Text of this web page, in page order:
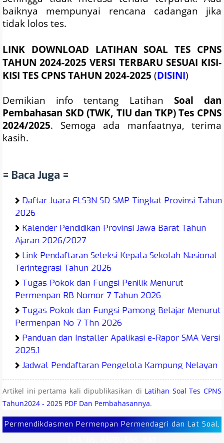
baiknya mempunyai rencana cadangan jika
tidak lolos tes.
LINK DOWNLOAD LATIHAN SOAL TES CPNS
TAHUN 2024-2025 VERSI TERBARU SESUAI KISI-
KISI TES CPNS TAHUN 2024-2025 (DISINI)
Demikian info tentang Latihan Soaldan
Pembahasan SKD (TWK, TIU dan TKP) Tes CPNS
2024/2025. Semoga ada manfaatnya, terima
kasih.
= Baca Juga =
Daftar Juara FLS3N SD SMP Tingkat Provinsi Tahun
2026
Kalender Pendidikan Provinsi Jawa Barat Tahun
Ajaran 2026/2027
Link Pendaftaran Seleksi Kepala Sekolah Nasional
Terintegrasi Tahun 2026
Tugas Pokok dan Fungsi Penilik Menurut
Permenpan RB Nomor 7 Tahun 2026
Tugas Pokok dan Fungsi Pamong Belajar Menurut
Permenpan No 7 Thn 2026
Panduan dan Installer Apalikasi e-Rapor SMA Versi
2025.1
Jadwal Pendaftaran Pengelola Kampung Nelayan
Merah Putih (KNMP) Tahun 2026
Juknis O2SN SMA MA SMK Tahun 2026
Juknis O2SN SMP MTs Tahun 2026
Juknis O2SN SD MI Tahun 2026
Artikel ini pertama kali dipublikasikan di Latihan Soal Tes CPNS
Tahun2024 - 2025 PDF Dan Pembahasannya.
Permendikdasmen Permenpan Permendagri dan Lat Soal,